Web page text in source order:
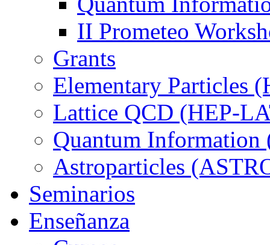
II Prometeo
Grants
Elementary Particles
Lattice QCD (HEP-
Quantum
Astroparticles
Seminarios
Enseñanza